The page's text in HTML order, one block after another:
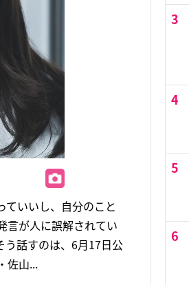
ていいし、自分のこと
言が人に誤解されてい
う話すのは、6月17日公
佐山...